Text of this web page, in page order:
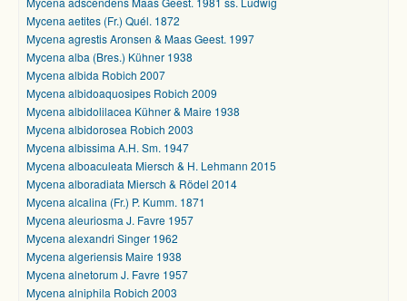
Mycena aetites (Fr.) Quél. 1872
Mycena agrestis Aronsen & Maas Geest. 1997
Mycena alba (Bres.) Kühner 1938
Mycena albida Robich 2007
Mycena albidoaquosipes Robich 2009
Mycena albidolilacea Kühner & Maire 1938
Mycena albidorosea Robich 2003
Mycena albissima A.H. Sm. 1947
Mycena alboaculeata Miersch & H. Lehmann 2015
Mycena alboradiata Miersch & Rödel 2014
Mycena alcalina (Fr.) P. Kumm. 1871
Mycena aleuriosma J. Favre 1957
Mycena alexandri Singer 1962
Mycena algeriensis Maire 1938
Mycena alnetorum J. Favre 1957
Mycena alniphila Robich 2003